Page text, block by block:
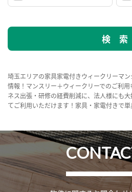
埼玉エリアの家具家電付きウィークリーマ
情報！マンスリー＋ウィークリーでのご利
ネス出張・研修の経費削減に、法人様にも
てご利用いただけます！家具・家電付きで単